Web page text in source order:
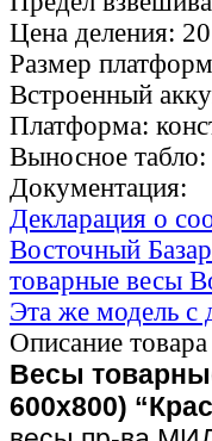
Цена деления:
Размер
Встроенный
Платформа:
Выносное табло:
Документация:
Декларация о
Восточный
товарные весы
Эта же модель с
Описание товара
Весы
600х800)